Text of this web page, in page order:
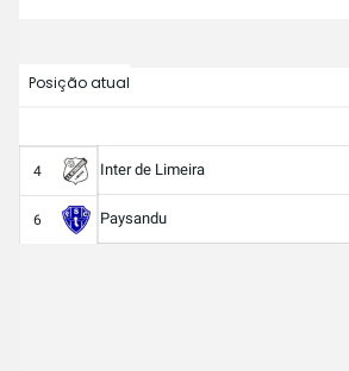
Posição atual
4 Inter de Limeira
6 Paysandu